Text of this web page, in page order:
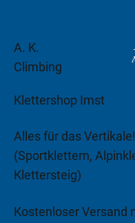
A. K.
Climbing
Klettershop Imst
Alles für das Vertikale!
(Sportklettern,
Klettersteig)
Kostenloser Versand